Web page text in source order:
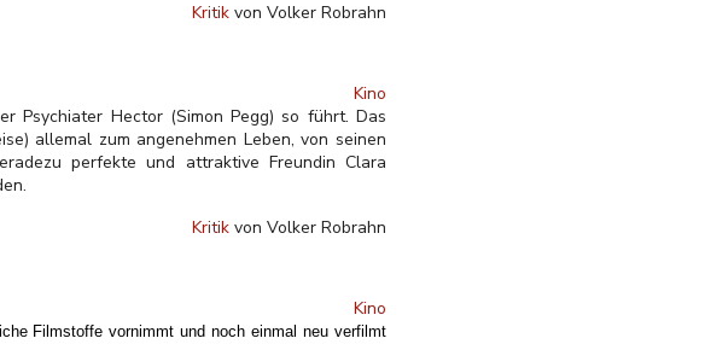
Kritik von Volker Robrahn
Kino
Psychiater Hector (Simon Pegg) so führt. Das
allemal zum angenehmen Leben, von seinen
perfekte und attraktive Freundin Clara
Kritik von Volker Robrahn
Kino
Filmstoffe vornimmt und noch einmal neu verfilmt